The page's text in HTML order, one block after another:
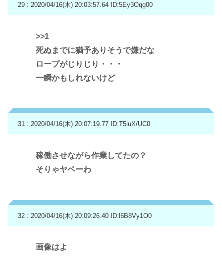
29 : 2020/04/16(木) 20:03:57.64 ID:5Ey3Oqg00
>>1
死ぬまでに猶予ありそうで嫌だな
ロープがじりじり・・・
一瞬かもしれないけど
31 : 2020/04/16(木) 20:07:19.77 ID:T5iuX/UC0
稼働させながら作業してたの？
そりゃヤベーわ
32 : 2020/04/16(木) 20:09:26.40 ID:l6B8Vy1O0
画像はよ